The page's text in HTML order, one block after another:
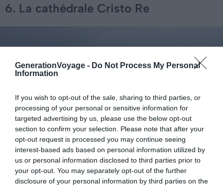
GenerationVoyage - Do Not Process My Personal
Information
If you wish to opt-out of the sale, sharing to third parties, or
processing of your personal or sensitive information for
targeted advertising by us, please use the below opt-out
section to confirm your selection. Please note that after your
opt-out request is processed you may continue seeing
interest-based ads based on personal information utilized by
us or personal information disclosed to third parties prior to
your opt-out. You may separately opt-out of the further
disclosure of your personal information by third parties on the
6. La cathédrale Cristo Re